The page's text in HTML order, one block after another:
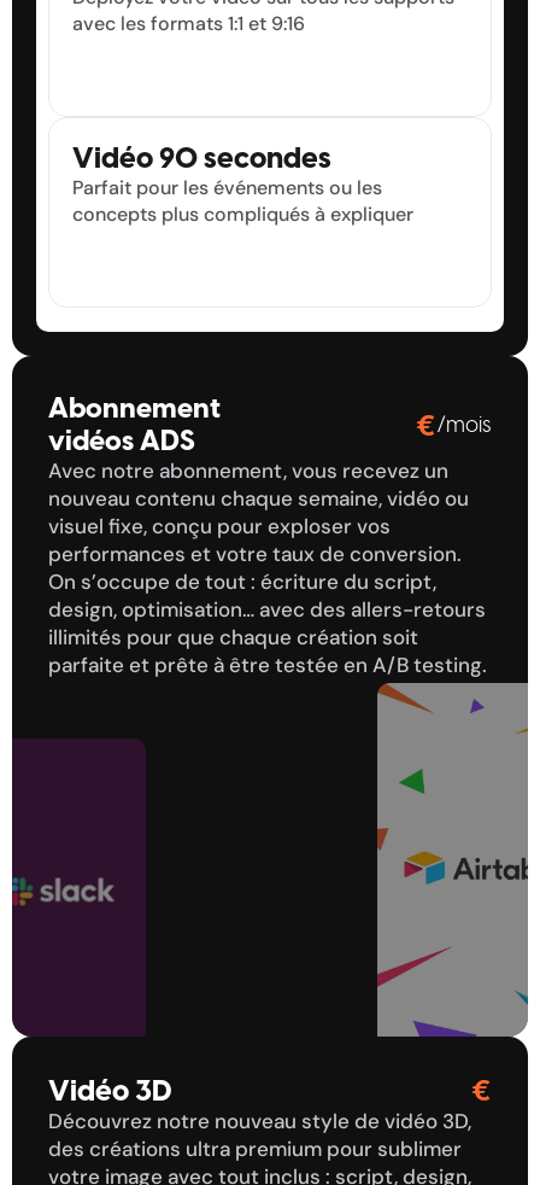
avec les formats 1:1 et 9:16
Vidéo 90 secondes
Parfait pour les événements ou les
concepts plus compliqués à expliquer
Abonnement
vidéos ADS
0
1
2
3
4
5
6
0
1
2
3
4
5
6
0
1
2
3
4
5
6
7
0
1
3
4
5
6
7
9
€/mois
Avec notre abonnement, vous recevez un
nouveau contenu chaque semaine, vidéo ou
visuel fixe, conçu pour exploser vos
performances et votre taux de conversion.
On s’occupe de tout : écriture du script,
design, optimisation… avec des allers-retours
illimités pour que chaque création soit
parfaite et prête à être testée en A/B testing.
Vidéo 3D
0
1
0
1
0
1
0
1
€
Découvrez notre nouveau style de vidéo 3D,
des créations ultra premium pour sublimer
votre image avec tout inclus : script, design,